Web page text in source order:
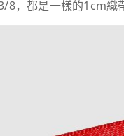
都是一樣的1cm織